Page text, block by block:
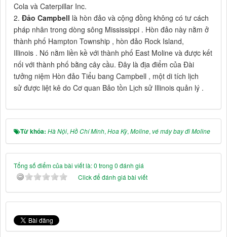
Cola và Caterpillar Inc.
2. Đảo Campbell là hòn đảo và cộng đồng không có tư cách
pháp nhân trong dòng sông Mississippi . Hòn đảo này nằm ở
thành phố Hampton Township , hòn đảo Rock Island,
Illinois . Nó nằm liền kề với thành phố East Moline và được kết
nối với thành phố bằng cây cầu. Đây là địa điểm của Đài
tưởng niệm Hòn đảo Tiểu bang Campbell , một di tích lịch
sử được liệt kê do Cơ quan Bảo tồn Lịch sử Illinois quản lý .
Từ khóa: Hà Nội, Hồ Chí Minh, Hoa Kỳ, Moline, vé máy bay đi Moline
Tổng số điểm của bài viết là: 0 trong 0 đánh giá
Click để đánh giá bài viết